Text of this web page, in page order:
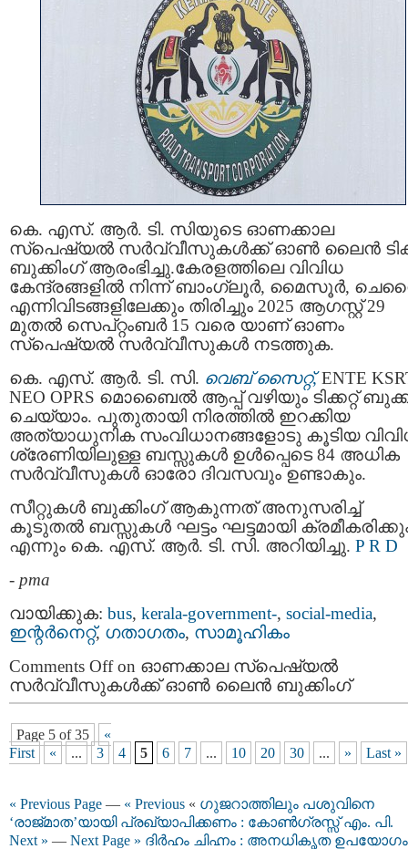
കെ. എസ്. ആർ. ടി. സിയുടെ ഓണക്കാല
സ്‌പെഷ്യൽ സർവ്വീസുകൾക്ക് ഓൺ ലൈൻ
ബുക്കിംഗ് ആരംഭിച്ചു.കേരളത്തിലെ വിവിധ
കേന്ദ്രങ്ങളിൽ നിന്ന് ബാംഗ്ലൂർ, മൈസൂർ,
എന്നിവിടങ്ങളിലേക്കും തിരിച്ചും 2025 ആഗസ്റ്റ് 29
മുതൽ സെപ്റ്റംബർ 15 വരെ യാണ് ഓണം
സ്‌പെഷ്യൽ സർവ്വീസുകൾ നടത്തുക.
കെ. എസ്. ആർ. ടി. സി. വെബ്‌ സൈറ്റ്,ENTE
NEO OPRS മൊബൈൽ ആപ്പ് വഴിയും ടിക്കറ്റ്
ചെയ്യാം. പുതുതായി നിരത്തിൽ ഇറക്കിയ
അത്യാധുനിക സംവിധാനങ്ങളോടു കൂടിയ
ശ്രേണിയിലുള്ള ബസ്സുകൾ ഉൾപ്പെടെ 84 അധിക
സർവ്വീസുകൾ ഓരോ ദിവസവും ഉണ്ടാകും.
സീറ്റുകൾ ബുക്കിംഗ് ആകുന്നത് അനുസരിച്ച്
കൂടുതൽ ബസ്സുകൾ ഘട്ടം ഘട്ടമായി
എന്നും കെ. എസ്. ആർ. ടി. സി. അറിയിച്ചു. P R D
- pma
വായിക്കുക: bus, kerala-government-, social-media,
ഇന്റര്‍നെറ്റ്‌, ഗതാഗതം, സാമൂഹികം
Comments Offon ഓണക്കാല സ്‌പെഷ്യൽ
സർവ്വീസുകൾക്ക് ഓൺ ലൈൻ ബുക്കിംഗ്
Page 5 of 35
«
First
« ... 3 4 5 6 7 ... 10 20 30 ... » Last »
« Previous Page — « Previous « ഗുജറാത്തിലും പശുവിനെ
‘രാജ്മാത’യായി പ്രഖ്യാപിക്കണം : കോൺഗ്രസ്സ് എം. പി.
Next » — Next Page » ദിർഹം ചിഹ്നം : അനധികൃത ഉപയോഗം